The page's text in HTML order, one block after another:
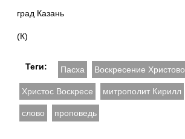
град Казань
(К)
Теги: Пасха Воскресение Христово
Христос Воскресе митрополит Кирилл
слово проповедь